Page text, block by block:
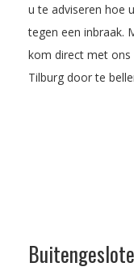
u te adviseren hoe
tegen een inbraak.
kom direct met
Tilburg door te